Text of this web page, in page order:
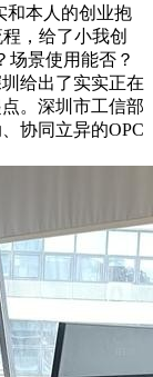
和本人的创业抱
，给了小我创
场景使用能否？
给出了实实正在
。深圳市工信部
协同立异的OPC